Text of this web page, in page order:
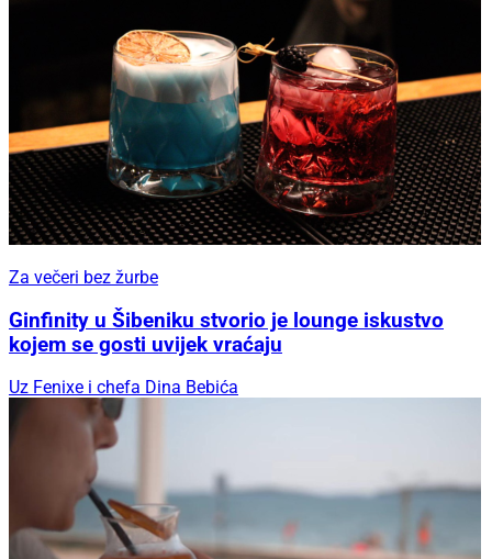
Za večeri bez žurbe
Ginfinity u Šibeniku stvorio je lounge iskustvo
kojem se gosti uvijek vraćaju
Uz Fenixe i chefa Dina Bebića